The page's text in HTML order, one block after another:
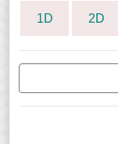
1D 2D